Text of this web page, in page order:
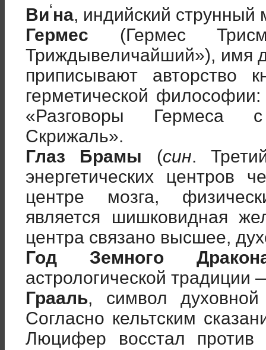
Ви‘на, индийский струнный
Гермес (Гермес
Триждывеличайший»), имя
приписывают авторство
герметической
«Разговоры Гермеса
Скрижаль».
Глаз Брамы (син.
энергетических центров
центре мозга,
является шишковидная
центра связано высшее,
Год Земного
астрологической традиции
Грааль, символ духовной
Согласно кельтским
Люцифер восстал